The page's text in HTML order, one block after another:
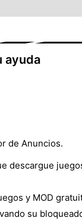
ayuda
de Anuncios.
descargue
y MOD
su